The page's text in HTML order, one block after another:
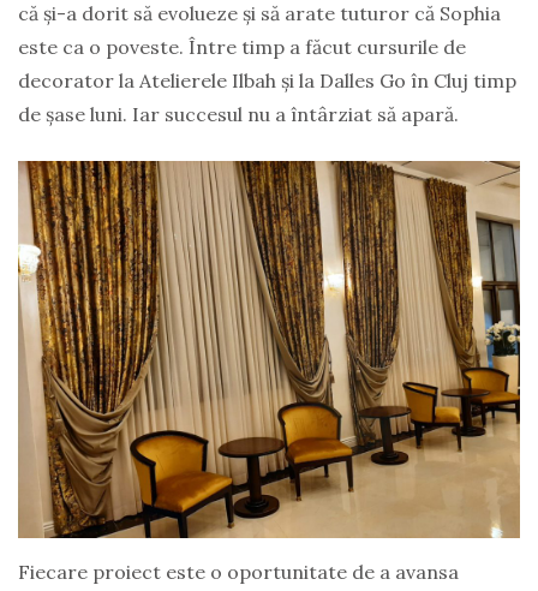
că și-a dorit să evolueze și să arate tuturor că Sophia
este ca o poveste. Între timp a făcut cursurile de
decorator la Atelierele Ilbah și la Dalles Go în Cluj timp
de șase luni. Iar succesul nu a întârziat să apară.
Fiecare proiect este o oportunitate de a avansa